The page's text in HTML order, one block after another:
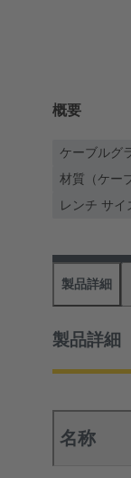
概要
ケーブルグ
材質（ケー
レンチ サイ
製品詳細
製品詳細
名称